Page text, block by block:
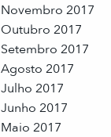
Novembro 2017
Outubro 2017
Setembro 2017
Agosto 2017
Julho 2017
Junho 2017
Maio 2017